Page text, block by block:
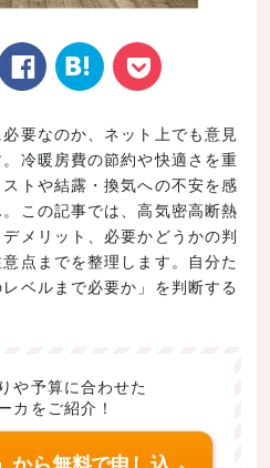
Face はてなブ
ク
Poke
要なのか、ネット上でも意見
冷暖房費の節約や快適さを重
トや結露・換気への不安を感
この記事では、高気密高断熱
メリット、必要かどうかの判
点までを整理します。自分た
ベルまで必要か」を判断する
や予算に合わせた
カをご紹介！